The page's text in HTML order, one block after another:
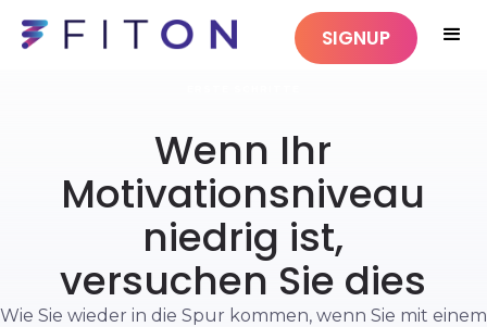
SIGNUP
Wenn Ihr
Motivationsniveau
niedrig ist,
versuchen Sie dies
Wie Sie wieder in die Spur kommen, wenn Sie mit einem